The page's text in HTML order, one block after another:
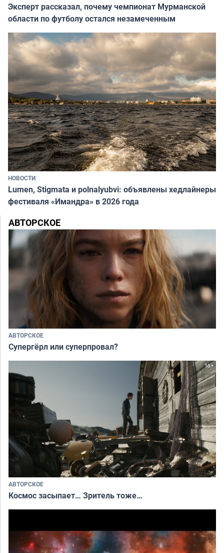
Эксперт рассказал, почему чемпионат Мурманской
области по футболу остался незамеченным
НОВОСТИ
Lumen, Stigmata и polnalyubvi: объявлены хедлайнеры
фестиваля «Имандра» в 2026 года
АВТОРСКОЕ
АВТОРСКОЕ
Супергёрл или суперпровал?
АВТОРСКОЕ
Космос засыпает… Зритель тоже…